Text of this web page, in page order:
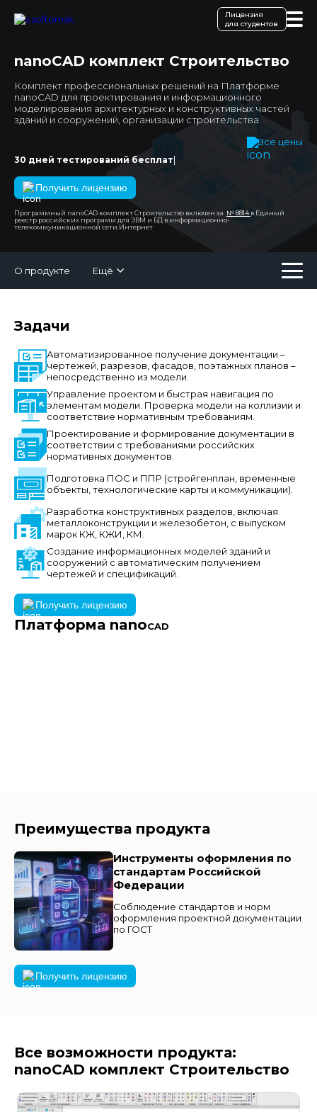
Лицензия
для студентов
nanoCAD комплект Строительство
Комплект профессиональных решений на Платформе
nanoCAD для проектирования и информационного
моделирования архитектурных и конструктивных частей
зданий и сооружений, организации строительства
Все цены
30 дней тестирований бесплатно!
Получить лицензию
Программный nanoCAD комплект Строительство включен за № 8814в Единый
реестр российских программ для ЭВМ и БД в информационно-
телекоммуникационной сети Интернет
О продукте Ещё
Задачи
Автоматизированное получение документации –
чертежей, разрезов, фасадов, поэтажных планов –
непосредственно из модели.
Управление проектом и быстрая навигация по
элементам модели. Проверка модели на коллизии и
соответствие нормативным требованиям.
Проектирование и формирование документации в
соответствии с требованиями российских
нормативных документов.
Подготовка ПОС и ППР (стройгенплан, временные
объекты, технологические карты и коммуникации).
Разработка конструктивных разделов, включая
металлоконструкции и железобетон, с выпуском
марок КЖ, КЖИ, КМ.
Создание информационных моделей зданий и
сооружений с автоматическим получением
чертежей и спецификаций.
Получить лицензию
Платформа nanoCAD
Преимущества продукта
Инструменты оформления по
стандартам Российской
Федерации
Соблюдение стандартов и норм
оформления проектной документации
по ГОСТ
Получить лицензию
Все возможности продукта:
nanoCAD комплект Строительство